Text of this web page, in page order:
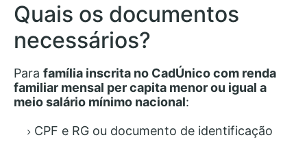
Quais os documentos
necessários?
Para família inscrita no CadÚnico com renda
familiar mensal per capita menor ou igual a
meio salário mínimo nacional:
CPF e RG ou documento de identificação